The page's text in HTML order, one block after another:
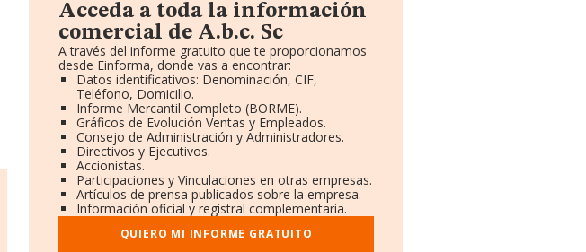
Acceda a toda la información
comercial de A.b.c. Sc
A través del informe gratuito que te proporcionamos
desde Einforma, donde vas a encontrar:
Datos identificativos: Denominación, CIF,
Teléfono, Domicilio.
Informe Mercantil Completo (BORME).
Gráficos de Evolución Ventas y Empleados.
Consejo de Administración y Administradores.
Directivos y Ejecutivos.
Accionistas.
Participaciones y Vinculaciones en otras empresas.
Artículos de prensa publicados sobre la empresa.
Información oficial y registral complementaria.
QUIERO MI INFORME GRATUITO